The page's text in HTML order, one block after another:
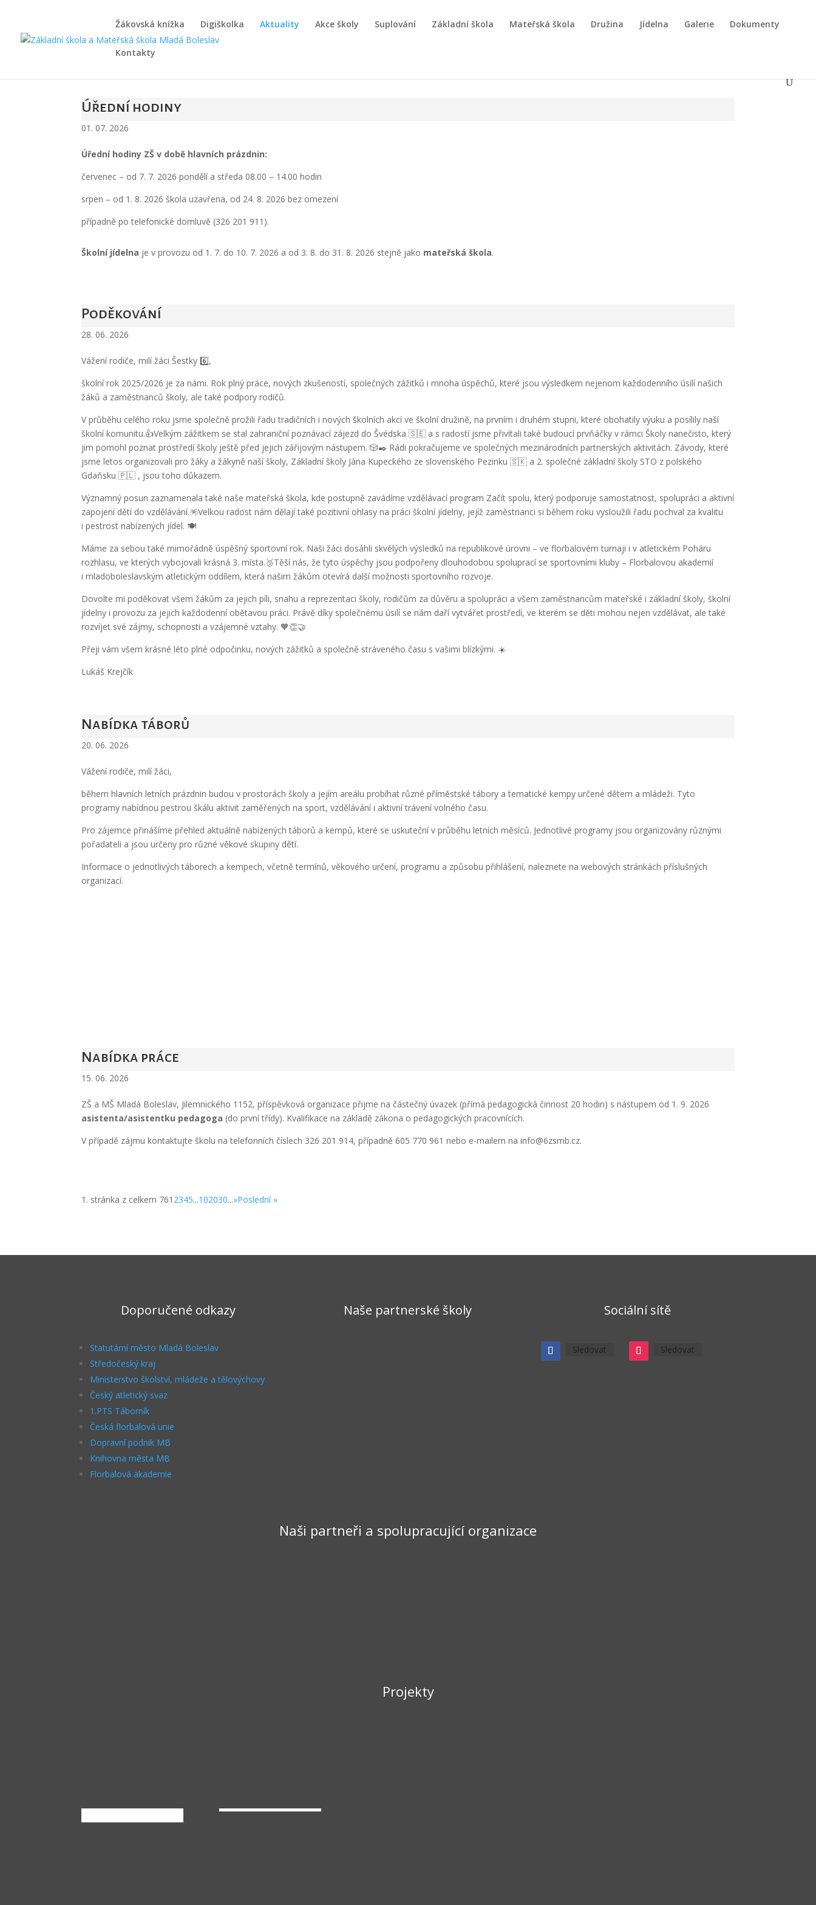
Žákovská knížka Digiškolka Aktuality Akce školy Suplování Základní škola Mateřská škola Družina Jídelna Galerie Dokumenty
Kontakty
Úřední hodiny
01. 07. 2026
Úřední hodiny ZŠ v době hlavních prázdnin:
červenec – od 7. 7. 2026 pondělí a středa 08.00 – 14.00 hodin
srpen – od 1. 8. 2026 škola uzavřena, od 24. 8. 2026 bez omezení
případně po telefonické domluvě (326 201 911).
Školní jídelna je v provozu od 1. 7. do 10. 7. 2026 a od 3. 8. do 31. 8. 2026 stejně jako mateřská škola.
Poděkování
28. 06. 2026
Vážení rodiče, milí žáci Šestky 6️⃣,
školní rok 2025/2026 je za námi. Rok plný práce, nových zkušeností, společných zážitků i mnoha úspěchů, které jsou výsledkem nejenom každodenního úsilí našich
žáků a zaměstnanců školy, ale také podpory rodičů.
V průběhu celého roku jsme společně prožili řadu tradičních i nových školních akcí ve školní družině, na prvním i druhém stupni, které obohatily výuku a posílily naší
školní komunitu.👍Velkým zážitkem se stal zahraniční poznávací zájezd do Švédska 🇸🇪 a s radostí jsme přivítali také budoucí prvňáčky v rámci Školy nanečisto, který
jim pomohl poznat prostředí školy ještě před jejich zářijovým nástupem. 🎲✒️ Rádi pokračujeme ve společných mezinárodních partnerských aktivitách. Závody, které
jsme letos organizovali pro žáky a žákyně naší školy, Základní školy Jána Kupeckého ze slovenského Pezinku 🇸🇰 a 2. společné základní školy STO z polského
Gdaňsku 🇵🇱 , jsou toho důkazem.
Významný posun zaznamenala také naše mateřská škola, kde postupně zavádíme vzdělávací program Začít spolu, který podporuje samostatnost, spolupráci a aktivní
zapojení dětí do vzdělávání.🪅Velkou radost nám dělají také pozitivní ohlasy na práci školní jídelny, jejíž zaměstnanci si během roku vysloužili řadu pochval za kvalitu
i pestrost nabízených jídel. 🍽️
Máme za sebou také mimořádně úspěšný sportovní rok. Naši žáci dosáhli skvělých výsledků na republikové úrovni – ve florbalovém turnaji i v atletickém Poháru
rozhlasu, ve kterých vybojovali krásná 3. místa.🥉Těší nás, že tyto úspěchy jsou podpořeny dlouhodobou spoluprací se sportovními kluby – Florbalovou akademií
i mladoboleslavským atletickým oddílem, která našim žákům otevírá další možnosti sportovního rozvoje.
Dovolte mi poděkovat všem žákům za jejich píli, snahu a reprezentaci školy, rodičům za důvěru a spolupráci a všem zaměstnancům mateřské i základní školy, školní
jídelny i provozu za jejich každodenní obětavou práci. Právě díky společnému úsilí se nám daří vytvářet prostředí, ve kterém se děti mohou nejen vzdělávat, ale také
rozvíjet své zájmy, schopnosti a vzájemné vztahy. 🧡👏🤝
Přeji vám všem krásné léto plné odpočinku, nových zážitků a společně stráveného času s vašimi blízkými. ☀️
Lukáš Krejčík
Nabídka táborů
20. 06. 2026
Vážení rodiče, milí žáci,
během hlavních letních prázdnin budou v prostorách školy a jejím areálu probíhat různé příměstské tábory a tematické kempy určené dětem a mládeži. Tyto
programy nabídnou pestrou škálu aktivit zaměřených na sport, vzdělávání i aktivní trávení volného času.
Pro zájemce přinášíme přehled aktuálně nabízených táborů a kempů, které se uskuteční v průběhu letních měsíců. Jednotlivé programy jsou organizovány různými
pořadateli a jsou určeny pro různé věkové skupiny dětí.
Informace o jednotlivých táborech a kempech, včetně termínů, věkového určení, programu a způsobu přihlášení, naleznete na webových stránkách příslušných
organizací.
Nabídka práce
15. 06. 2026
ZŠ a MŠ Mladá Boleslav, Jilemnického 1152, příspěvková organizace přijme na částečný úvazek (přímá pedagogická činnost 20 hodin) s nástupem od 1. 9. 2026
asistenta/asistentku pedagoga (do první třídy). Kvalifikace na základě zákona o pedagogických pracovnících.
V případě zájmu kontaktujte školu na telefonních číslech 326 201 914, případně 605 770 961 nebo e-mailem na info@6zsmb.cz.
1. stránka z celkem 761 2345...102030...»Poslední »
Doporučené odkazy
Statutární město Mladá Boleslav
Středočeský kraj
Ministerstvo školství, mládeže a tělovýchovy
Český atletický svaz
1.PTS Táborník
Česká florbalová unie
Dopravní podnik MB
Knihovna města MB
Florbalová akademie
Naše partnerské školy Sociální sítě
Sledovat Sledovat
Naši partneři a spolupracující organizace
Projekty